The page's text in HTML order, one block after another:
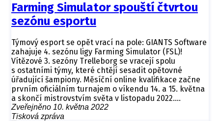
Farming Simulator spouští čtvrtou
sezónu esportu
Týmový esport se opět vrací na pole: GIANTS Software
zahajuje 4. sezónu ligy Farming Simulator (FSL)!
Vítězové 3. sezóny Trelleborg se vracejí spolu
s ostatními týmy, které chtějí sesadit opětovné
úřadující šampiony. Měsíční online kvalifikace začne
prvním oficiálním turnajem o víkendu 14. a 15. května
a skončí mistrovstvím světa v listopadu 2022.…
Zveřejněno 10. května 2022
Tisková zpráva